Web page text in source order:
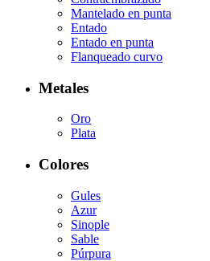
Mantelado en punta
Entado
Entado en punta
Flanqueado curvo
Metales
Oro
Plata
Colores
Gules
Azur
Sinople
Sable
Púrpura